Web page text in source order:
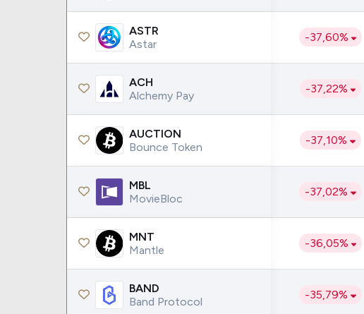
ASTR
Astar
-37,60%
ACH
Alchemy Pay
-37,22%
AUCTION
Bounce Token
-37,10%
MBL
MovieBloc
-37,02%
MNT
Mantle
-36,05%
BAND
Band Protocol
-35,79%